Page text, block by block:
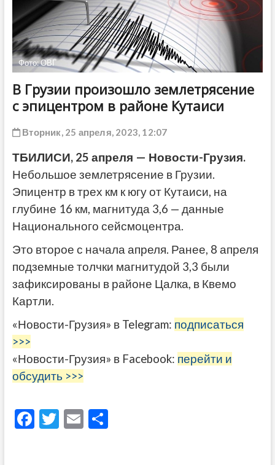
Фото: ОВГ
В Грузии произошло землетрясение
с эпицентром в районе Кутаиси
Вторник, 25 апреля, 2023, 12:07
ТБИЛИСИ, 25 апреля — Новости-Грузия.
Небольшое землетрясение в Грузии.
Эпицентр в трех км к югу от Кутаиси, на
глубине 16 км, магнитуда 3,6 — данные
Национального сейсмоцентра.
Это второе с начала апреля. Ранее, 8 апреля
подземные толчки магнитудой 3,3 были
зафиксированы в районе Цалка, в Квемо
Картли.
«Новости-Грузия» в Telegram: подписаться
>>>
«Новости-Грузия» в Facebook: перейти и
обсудить >>>
F T E О